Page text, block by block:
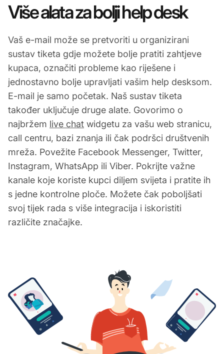
Više alata za bolji help desk
Vaš e-mail može se pretvoriti u organizirani
sustav tiketa gdje možete bolje pratiti zahtjeve
kupaca, označiti probleme kao riješene i
jednostavno bolje upravljati vašim help desksom.
E-mail je samo početak. Naš sustav tiketa
također uključuje druge alate. Govorimo o
najbržem live chat widgetu za vašu web stranicu,
call centru, bazi znanja ili čak podršci društvenih
mreža. Povežite Facebook Messenger, Twitter,
Instagram, WhatsApp ili Viber. Pokrijte važne
kanale koje koriste kupci diljem svijeta i pratite ih
s jedne kontrolne ploče. Možete čak poboljšati
svoj tijek rada s više integracija i iskoristiti
različite značajke.